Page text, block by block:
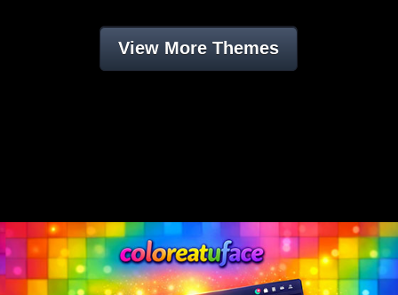
View More Themes